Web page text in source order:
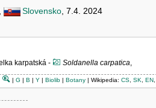
Slovensko, 7.4. 2024
karpatská - Soldanella carpatica
|G |B |Y |Biolib |Botany | Wikipedia:CS ,SK ,EN